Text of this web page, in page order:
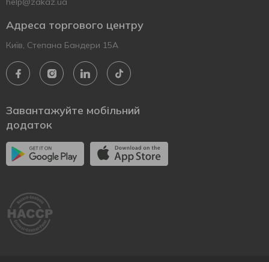
Адреса торгового центру
Київ, Степана Бандери 15А
Завантажуйте мобільний
додаток